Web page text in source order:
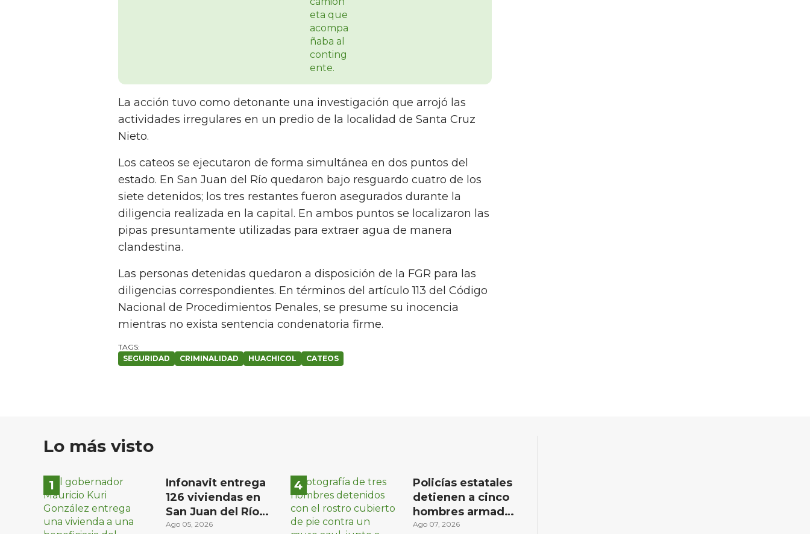
La acción tuvo como detonante una investigación que arrojó las
actividades irregulares en un predio de la localidad de Santa Cruz
Nieto.
Los cateos se ejecutaron de forma simultánea en dos puntos del
estado. En San Juan del Río quedaron bajo resguardo cuatro de los
siete detenidos; los tres restantes fueron asegurados durante la
diligencia realizada en la capital. En ambos puntos se localizaron las
pipas presuntamente utilizadas para extraer agua de manera
clandestina.
Las personas detenidas quedaron a disposición de la FGR para las
diligencias correspondientes. En términos del artículo 113 del Código
Nacional de Procedimientos Penales, se presume su inocencia
mientras no exista sentencia condenatoria firme.
SEGURIDAD CRIMINALIDAD HUACHICOL CATEOS
Lo más visto
Infonavit entrega
126 viviendas en
San Juan del Río a
familias de bajos
Ago 05, 2026
Policías estatales
detienen a cinco
hombres armados
en Puebla capital
Ago 07, 2026